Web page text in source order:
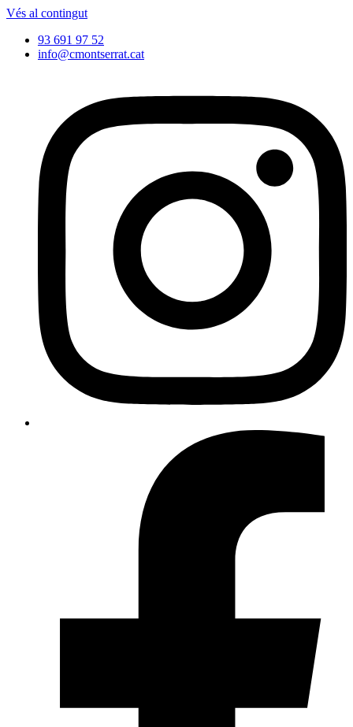
Vés al contingut
93 691 97 52
info@cmontserrat.cat